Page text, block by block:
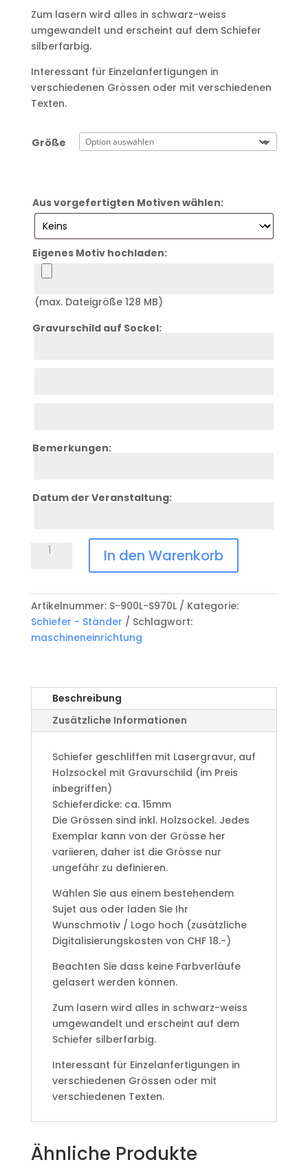
Zum lasern wird alles in schwarz-weiss
umgewandelt und erscheint auf dem Schiefer
silberfarbig.
Interessant für Einzelanfertigungen in
verschiedenen Grössen oder mit verschiedenen
Texten.
Größe
Aus vorgefertigten Motiven wählen:
Eigenes Motiv hochladen:
(max. Dateigröße 128 MB)
Gravurschild auf Sockel:
Bemerkungen:
Datum der Veranstaltung:
Schiefer
Lasergravur
S-
900L
-
In den Warenkorb
Artikelnummer: S-900L-S970L
Kategorie:
Schiefer - Ständer
Schlagwort:
maschineneinrichtung
Beschreibung
Zusätzliche Informationen
Schiefer geschliffen mit Lasergravur, auf
Holzsockel mit Gravurschild (im Preis
inbegriffen)
Schieferdicke: ca. 15mm
Die Grössen sind inkl. Holzsockel. Jedes
Exemplar kann von der Grösse her
variieren, daher ist die Grösse nur
ungefähr zu definieren.
Wählen Sie aus einem bestehendem
Sujet aus oder laden Sie Ihr
Wunschmotiv / Logo hoch (zusätzliche
Digitalisierungskosten von CHF 18.-)
Beachten Sie dass keine Farbverläufe
gelasert werden können.
Zum lasern wird alles in schwarz-weiss
umgewandelt und erscheint auf dem
Schiefer silberfarbig.
Interessant für Einzelanfertigungen in
verschiedenen Grössen oder mit
verschiedenen Texten.
Ähnliche Produkte